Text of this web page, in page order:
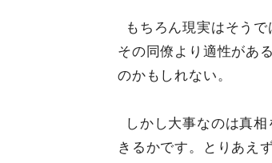
もちろん現実はそう
その同僚より適性があ
のかもしれない。
しかし大事なのは真
きるかです。とりあえ